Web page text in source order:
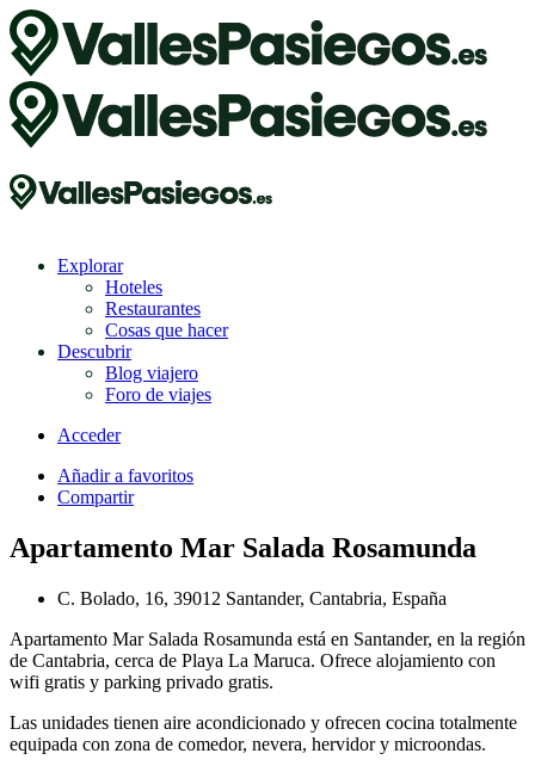
Explorar
Hoteles
Restaurantes
Cosas que hacer
Descubrir
Blog viajero
Foro de viajes
Acceder
Añadir a favoritos
Compartir
Apartamento Mar Salada Rosamunda
C. Bolado, 16, 39012 Santander, Cantabria, España
Apartamento Mar Salada Rosamunda está en Santander, en la región
de Cantabria, cerca de Playa La Maruca. Ofrece alojamiento con
wifi gratis y parking privado gratis.
Las unidades tienen aire acondicionado y ofrecen cocina totalmente
equipada con zona de comedor, nevera, hervidor y microondas.